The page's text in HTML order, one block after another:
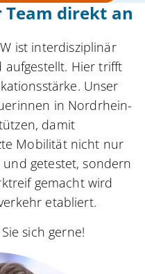
Team direkt an
ist interdisziplinär
Hier trifft
Unser
in Nordrhein-
damit
Mobilität nicht nur
getestet, sondern
gemacht wird
etabliert.
sich gerne!